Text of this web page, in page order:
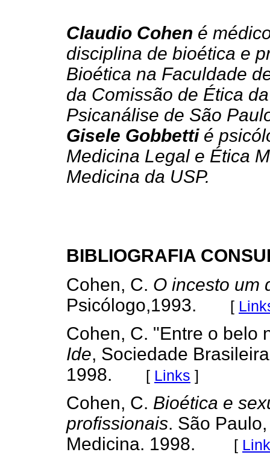
Claudio Cohen é
disciplina de bioética e
Bioética na Faculdade
da Comissão de Ética
Psicanálise de São
Gisele Gobbettié
Medicina Legal e Ética
Medicina da USP.
BIBLIOGRAFIA
Cohen, C. O incesto um
Psicólogo,1993. [
Cohen, C. "Entre o belo
Ide, Sociedade
1998. [ Links ]
Cohen, C. Bioética e
profissionais. São
Medicina. 1998.
[